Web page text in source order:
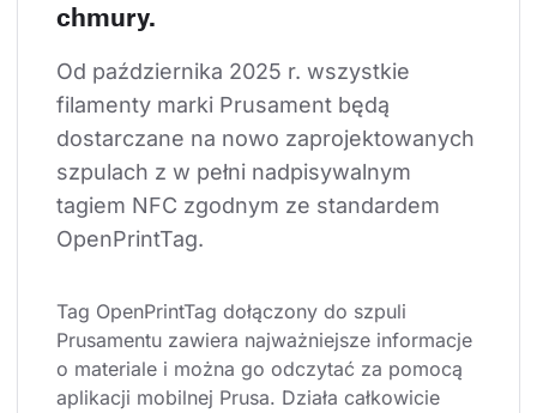
chmury.
Od października 2025 r. wszystkie
filamenty marki Prusament będą
dostarczane na nowo zaprojektowanych
szpulach z w pełni nadpisywalnym
tagiem NFC zgodnym ze standardem
OpenPrintTag.
Tag OpenPrintTag dołączony do szpuli
Prusamentu zawiera najważniejsze informacje
o materiale i można go odczytać za pomocą
aplikacji mobilnej Prusa. Działa całkowicie